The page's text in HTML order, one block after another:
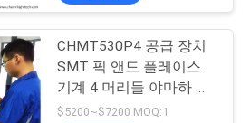
CHMT530P4 공급 장치
SMT 픽 앤드 플레이스
기계 4 머리들 야마하 공
급 장치
$5200~$7200 MOQ:1